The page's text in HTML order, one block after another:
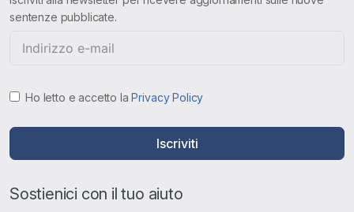
sentenze pubblicate.
Ho letto e accetto laPrivacy Policy
Iscriviti
Sostienici con il tuo aiuto